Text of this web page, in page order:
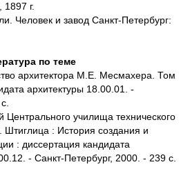
г.
Человек и завод Санкт-Петербург:
по теме
архитектора М.Е. Месмахера. Том
архитектуры 18.00.01. -
Центрального училища технического
: История создания и
: диссертация кандидата
- Санкт-Петербург, 2000. - 239 с.